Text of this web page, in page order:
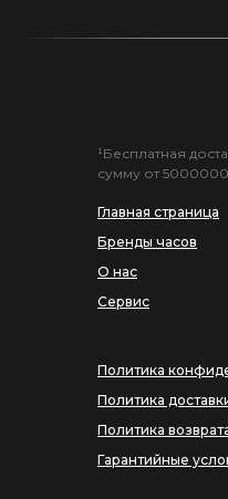
Главная страница
Бренды часов
О нас
Сервис
¹Бесплатная
сумму от
Политика
Политика
Политика
Гарантийные